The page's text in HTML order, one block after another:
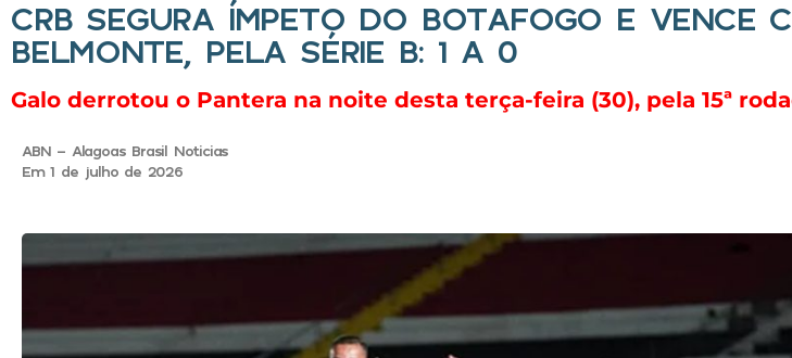
CRB SEGURA ÍMPETO DO BOTAFOGO E VENCE
BELMONTE, PELA SÉRIE B: 1 A 0
Galo derrotou o Pantera na noite desta terça-feira (30), pela 15ª
ABN - Alagoas Brasil Noticias
Em 1 de julho de 2026